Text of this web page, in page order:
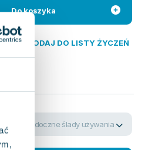
Do koszyka
DODAJ DO LISTY ŻYCZEŃ
widoczne ślady używania